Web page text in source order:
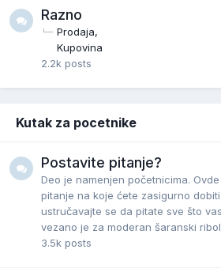
Razno
Prodaja
Kupovina
2.2k posts
Kutak za pocetnike
Postavite pitanje?
Deo je namenjen početnicima.
pitanje na koje ćete zasigurno
ustručavajte se da pitate sve što
vezano je za moderan šaranski
3.5k posts